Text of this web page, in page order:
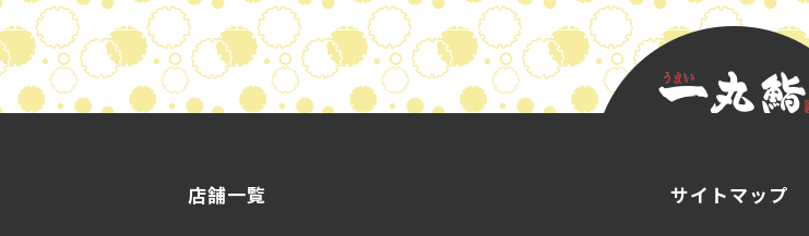
店舗一覧 サイトマップ